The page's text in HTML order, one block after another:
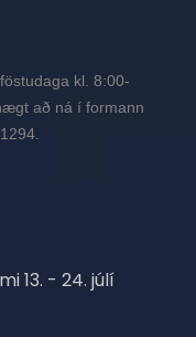
kl. 8:00-
að ná í formann
13. - 24. júlí